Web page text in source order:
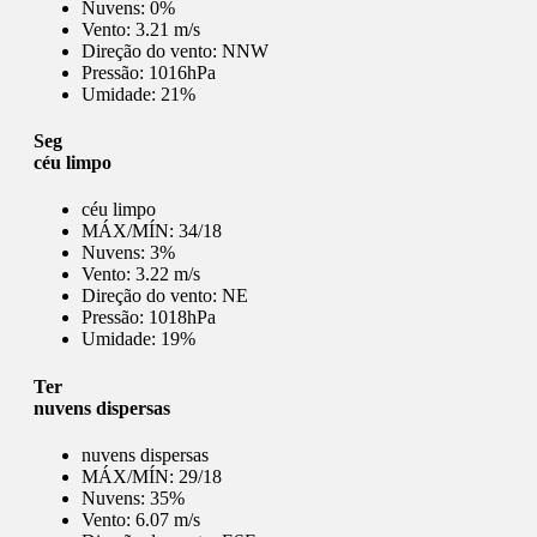
Nuvens: 0%
Vento: 3.21 m/s
Direção do vento: NNW
Pressão: 1016hPa
Umidade: 21%
Seg
céu limpo
céu limpo
MÁX/MÍN: 34/18
Nuvens: 3%
Vento: 3.22 m/s
Direção do vento: NE
Pressão: 1018hPa
Umidade: 19%
Ter
nuvens dispersas
nuvens dispersas
MÁX/MÍN: 29/18
Nuvens: 35%
Vento: 6.07 m/s